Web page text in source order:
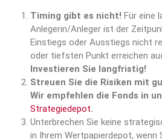
Timing gibt es nicht! Für eine
Anlegerin/Anleger ist der
Einstiegs oder Ausstiegs nicht
oder tiefsten Punkt erreichen
Investieren Sie langfristig!
Streuen Sie die Risiken mit
Wir empfehlen die Fonds in
Strategiedepot.
Unterbrechen Sie keine
in Ihrem Wertpapierdepot, wenn